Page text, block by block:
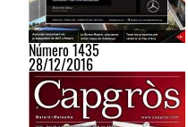
Número 1435
28/12/2016